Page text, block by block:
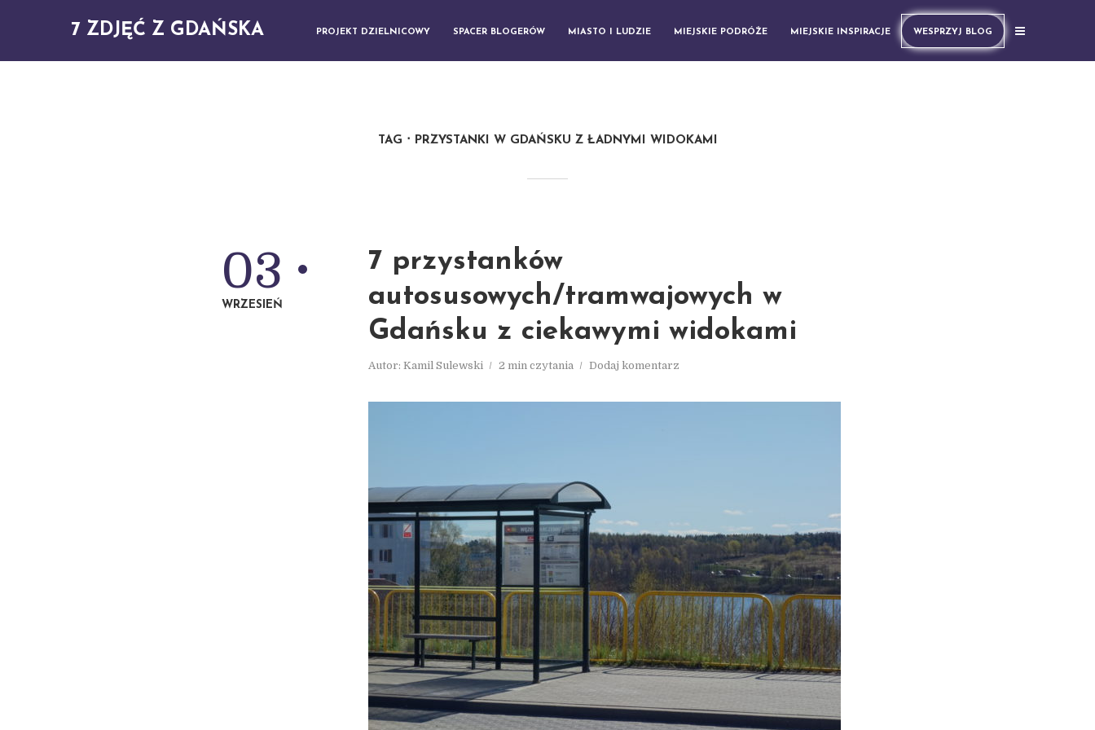
7 ZDJĘĆ Z GDAŃSKA PROJEKT DZIELNICOWY SPACER BLOGERÓW MIASTO I LUDZIE MIEJSKIE PODRÓŻE MIEJSKIE INSPIRACJE WESPRZYJ BLOG
TAG PRZYSTANKI W GDAŃSKU Z ŁADNYMI WIDOKAMI
7 przystanków
autosusowych/tramwajowych w
Gdańsku z ciekawymi widokami
Autor: Kamil Sulewski 2 min czytania Dodaj komentarz
03
WRZESIEŃ